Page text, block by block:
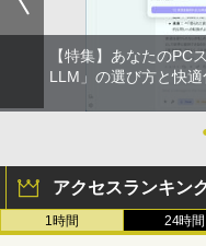
【特集】あなたのPC
LLM」の選び方と快適
アクセスランキン
1時間 24時間